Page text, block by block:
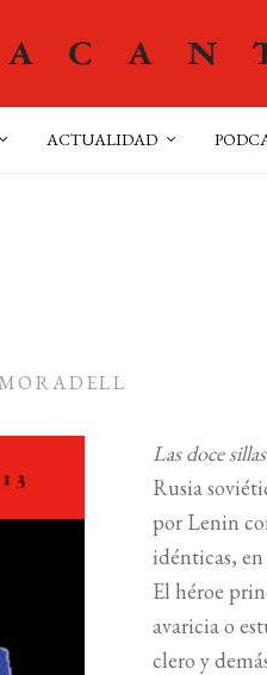
ACTUALIDAD
Las doce sillas
Rusia
por Lenin
idénticas,
El héroe
avaricia o
clero y